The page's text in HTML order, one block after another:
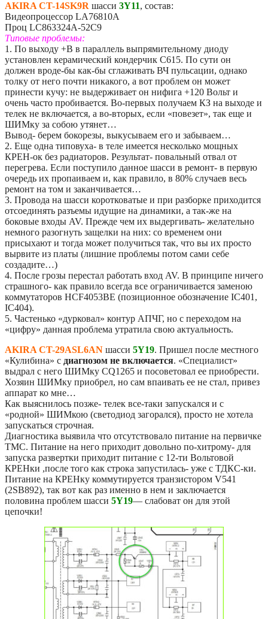
AKIRA CT-14SK9R шасси 3Y11, состав:
Видеопроцессор LA76810A
Проц LC863324A-52C9
Типовые проблемы:
1. По выходу +B в параллель выпрямительному диоду
установлен керамический кондерчик C615. По сути он
должен вроде-бы как-бы сглаживать ВЧ пульсации, однако
толку от него почти никакого, а вот проблем он может
принести кучу: не выдерживает он нифига +120 Вольт и
очень часто пробивается. Во-первых получаем КЗ на выходе и
телек не включается, а во-вторых, если «повезет», так еще и
ШИМку за собою утянет…
Вывод- берем бокорезы, выкусываем его и забываем…
2. Еще одна типовуха- в теле имеется несколько мощных
КРЕН-ок без радиаторов. Результат- повальный отвал от
перегрева. Если поступило данное шасси в ремонт- в первую
очередь их пропаиваем и, как правило, в 80% случаев весь
ремонт на том и заканчивается…
3. Провода на шасси коротковатые и при разборке приходится
отсоединять разъемы идущие на динамики, а так-же на
боковые входы AV. Прежде чем их выдергивать- желательно
немного разогнуть защелки на них: со временем они
присыхают и тогда может получиться так, что вы их просто
вырвите из платы (лишние проблемы потом сами себе
создадите…)
4. После грозы перестал работать вход AV. В принципе ничего
страшного- как правило всегда все ограничивается заменою
коммутаторов HCF4053BE (позиционное обозначение IC401,
IC404).
5. Частенько «дурковал» контур АПЧГ, но с переходом на
«цифру» данная проблема утратила свою актуальность.
AKIRA CT-29ASL6AN шасси 5Y19. Пришел после местного
«Кулибина» с диагнозом не включается. «Специалист»
выдрал с него ШИМку CQ1265 и посоветовал ее приобрести.
Хозяин ШИМку приобрел, но сам впаивать ее не стал, привез
аппарат ко мне…
Как выяснилось позже- телек все-таки запускался и с
«родной» ШИМкою (светодиод загорался), просто не хотела
запускаться строчная.
Диагностика выявила что отсутствовало питание на первичке
ТМС. Питание на него приходит довольно по-хитрому- для
запуска развертки приходит питание с 12-ти Вольтовой
КРЕНки ,после того как строка запустилась- уже с ТДКС-ки.
Питание на КРЕНку коммутируется транзистором V541
(2SB892), так вот как раз именно в нем и заключается
половина проблем шасси 5Y19— слабоват он для этой
цепочки!